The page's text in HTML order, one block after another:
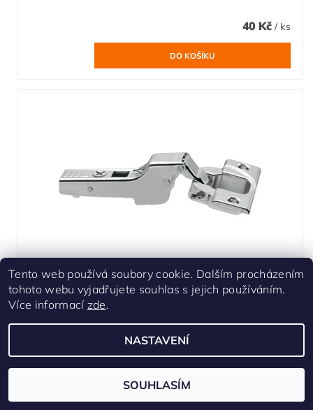
40 Kč / ks
Závěs CLIP TOP 110° polonaložený bez pružiny
Skladem
Tento web používá soubory cookie. Dalším procházením
tohoto webu vyjadřujete souhlas s jejich používáním.
Více informací zde.
NASTAVENÍ
SOUHLASÍM